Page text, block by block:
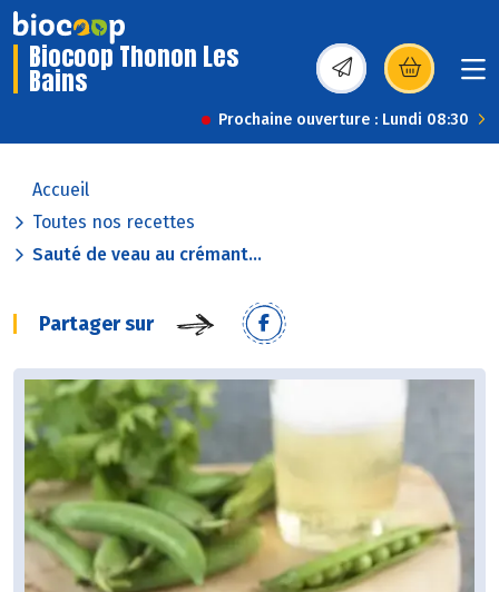
Biocoop Thonon Les
Bains (s’ouvre dans une
Prochaine ouverture : Lundi 08:30
Accueil
Toutes nos recettes
Sauté de veau au crémant...
Partager sur